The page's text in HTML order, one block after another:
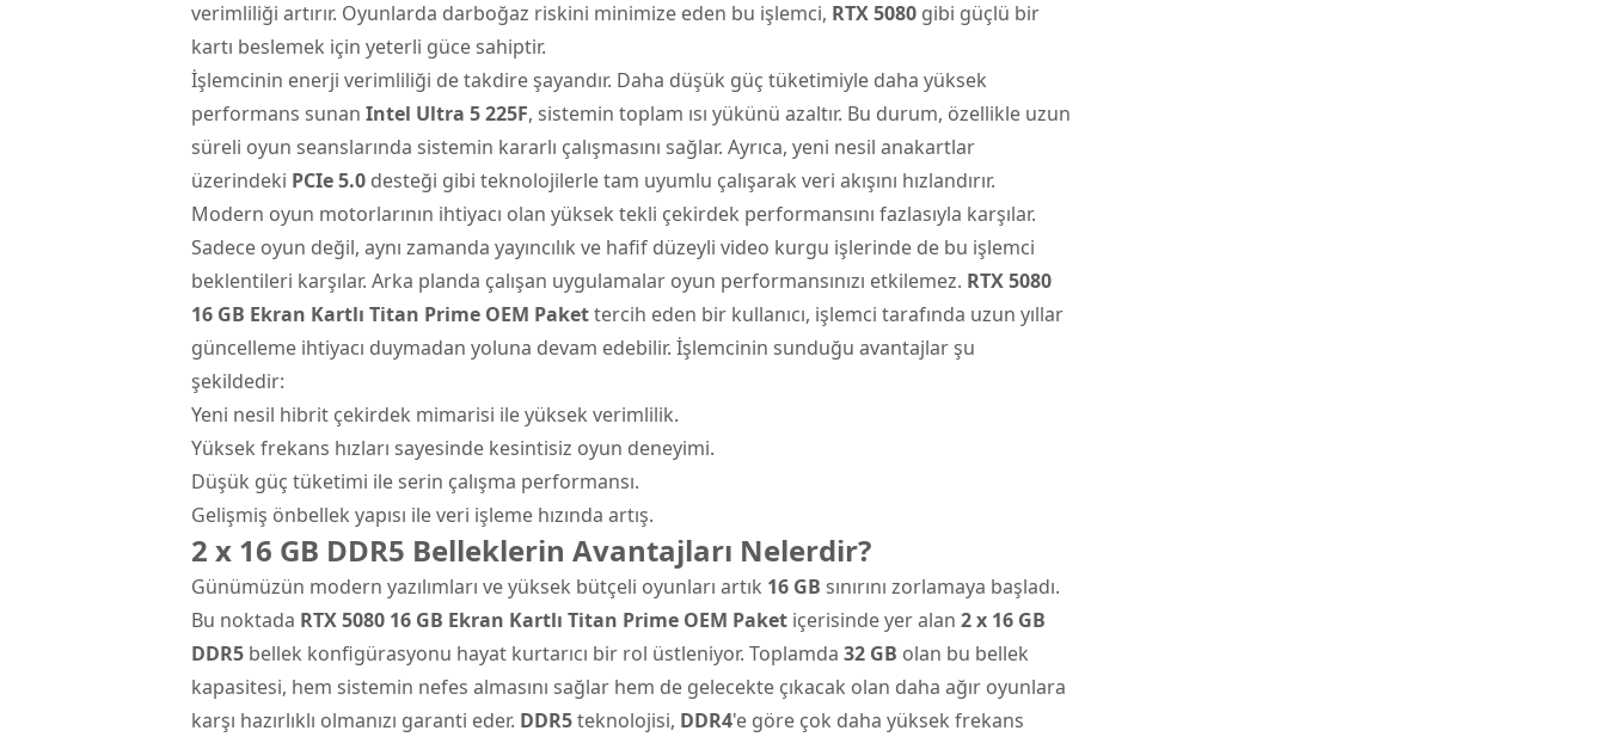
verimliliği artırır. Oyunlarda darboğaz riskini minimize eden bu işlemci, RTX 5080 gibi güçlü bir
kartı beslemek için yeterli güce sahiptir.
İşlemcinin enerji verimliliği de takdire şayandır. Daha düşük güç tüketimiyle daha yüksek
performans sunan Intel Ultra 5 225F, sistemin toplam ısı yükünü azaltır. Bu durum, özellikle uzun
süreli oyun seanslarında sistemin kararlı çalışmasını sağlar. Ayrıca, yeni nesil anakartlar
üzerindeki PCIe 5.0 desteği gibi teknolojilerle tam uyumlu çalışarak veri akışını hızlandırır.
Modern oyun motorlarının ihtiyacı olan yüksek tekli çekirdek performansını fazlasıyla karşılar.
Sadece oyun değil, aynı zamanda yayıncılık ve hafif düzeyli video kurgu işlerinde de bu işlemci
beklentileri karşılar. Arka planda çalışan uygulamalar oyun performansınızı etkilemez. RTX 5080
16 GB Ekran Kartlı Titan Prime OEM Pakettercih eden bir kullanıcı, işlemci tarafında uzun yıllar
güncelleme ihtiyacı duymadan yoluna devam edebilir. İşlemcinin sunduğu avantajlar şu
şekildedir:
Yeni nesil hibrit çekirdek mimarisi ile yüksek verimlilik.
Yüksek frekans hızları sayesinde kesintisiz oyun deneyimi.
Düşük güç tüketimi ile serin çalışma performansı.
Gelişmiş önbellek yapısı ile veri işleme hızında artış.
2 x 16 GB DDR5 Belleklerin Avantajları Nelerdir?
Günümüzün modern yazılımları ve yüksek bütçeli oyunları artık 16 GB sınırını zorlamaya başladı.
Bu noktada RTX 5080 16 GB Ekran Kartlı Titan Prime OEM Paket içerisinde yer alan 2 x 16 GB
DDR5 bellek konfigürasyonu hayat kurtarıcı bir rol üstleniyor. Toplamda 32 GB olan bu bellek
kapasitesi, hem sistemin nefes almasını sağlar hem de gelecekte çıkacak olan daha ağır oyunlara
karşı hazırlıklı olmanızı garanti eder. DDR5teknolojisi, DDR4'e göre çok daha yüksek frekans